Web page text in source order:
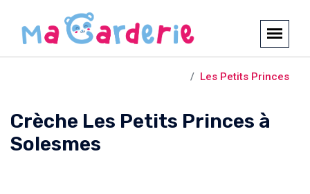
Les Petits Princes
Crèche Les Petits Princes à
Solesmes